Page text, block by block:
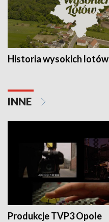
Historia wysokich lotów
INNE
Produkcje TVP3 Opole